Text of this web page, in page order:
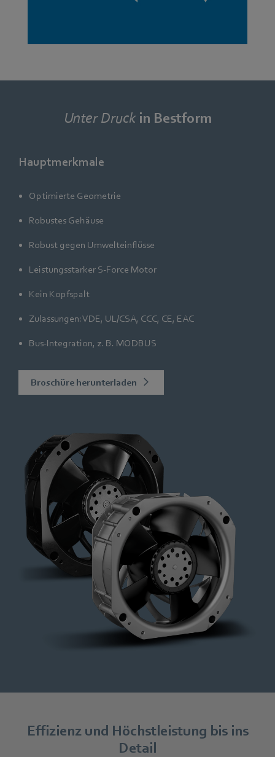
Unter Druckin Bestform
Hauptmerkmale
Optimierte Geometrie
Robustes Gehäuse
Robust gegen Umwelteinflüsse
Leistungsstarker S-Force Motor
Kein Kopfspalt
Zulassungen: VDE, UL/CSA, CCC, CE, EAC
Bus-Integration, z. B. MODBUS
Broschüre herunterladen
Effizienz und Höchstleistung bis ins
Detail